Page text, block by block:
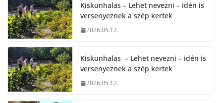
Kiskunhalas – Lehet nevezni – idén is
versenyeznek a szép kertek
2026.05.12.
Kiskunhalas – Lehet nevezni – idén is
versenyeznek a szép kertek
2026.05.12.